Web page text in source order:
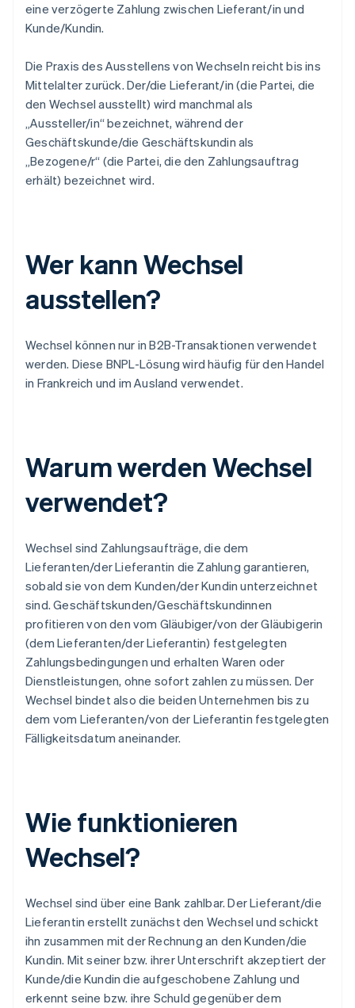
eine verzögerte Zahlung zwischen Lieferant/in und
Kunde/Kundin.
Die Praxis des Ausstellens von Wechseln reicht bis ins
Mittelalter zurück. Der/die Lieferant/in (die Partei, die
den Wechsel ausstellt) wird manchmal als
„Aussteller/in“ bezeichnet, während der
Geschäftskunde/die Geschäftskundin als
„Bezogene/r“ (die Partei, die den Zahlungsauftrag
erhält) bezeichnet wird.
Wer kann Wechsel
ausstellen?
Wechsel können nur in B2B-Transaktionen verwendet
werden. Diese BNPL-Lösung wird häufig für den Handel
in Frankreich und im Ausland verwendet.
Warum werden Wechsel
verwendet?
Wechsel sind Zahlungsaufträge, die dem
Lieferanten/der Lieferantin die Zahlung garantieren,
sobald sie von dem Kunden/der Kundin unterzeichnet
sind. Geschäftskunden/Geschäftskundinnen
profitieren von den vom Gläubiger/von der Gläubigerin
(dem Lieferanten/der Lieferantin) festgelegten
Zahlungsbedingungen und erhalten Waren oder
Dienstleistungen, ohne sofort zahlen zu müssen. Der
Wechsel bindet also die beiden Unternehmen bis zu
dem vom Lieferanten/von der Lieferantin festgelegten
Fälligkeitsdatum aneinander.
Wie funktionieren
Wechsel?
Wechsel sind über eine Bank zahlbar. Der Lieferant/die
Lieferantin erstellt zunächst den Wechsel und schickt
ihn zusammen mit der Rechnung an den Kunden/die
Kundin. Mit seiner bzw. ihrer Unterschrift akzeptiert der
Kunde/die Kundin die aufgeschobene Zahlung und
erkennt seine bzw. ihre Schuld gegenüber dem